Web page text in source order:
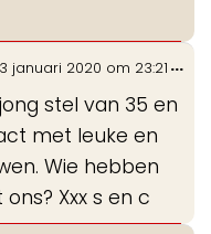
januari 2020 om 23:21
stel van 35 en
met leuke en
Wie hebben
Xxx s en c
...